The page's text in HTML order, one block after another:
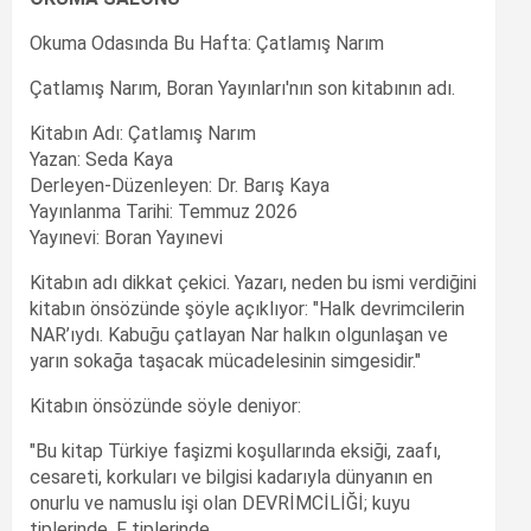
Okuma Odasında Bu Hafta: Çatlamış Narım
Çatlamış Narım, Boran Yayınları'nın son kitabının adı.
Kitabın Adı: Çatlamış Narım
Yazan: Seda Kaya
Derleyen-Düzenleyen: Dr. Barış Kaya
Yayınlanma Tarihi: Temmuz 2026
Yayınevi: Boran Yayınevi
Kitabın adı dikkat çekici. Yazarı, neden bu ismi verdiğini
kitabın önsözünde şöyle açıklıyor: "Halk devrimcilerin
NAR’ıydı. Kabuğu çatlayan Nar halkın olgunlaşan ve
yarın sokağa taşacak mücadelesinin simgesidir."
Kitabın önsözünde söyle deniyor:
"Bu kitap Türkiye faşizmi koşullarında eksiği, zaafı,
cesareti, korkuları ve bilgisi kadarıyla dünyanın en
onurlu ve namuslu işi olan DEVRİMCİLİĞİ; kuyu